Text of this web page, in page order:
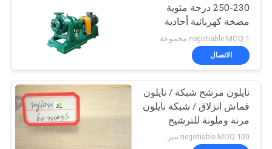
كيس مرشح قفص
21
230-250 درجة مئوية
مضخة كهربائية أحادية
الطور
negotiable MOQ:1 مجموعة
الاتصال
نايلون مرشح شبكة / نايلون
قماش انزلاق / شبكة نايلون
مرنة وملونة للترشيح
negotiable MOQ:100 متر